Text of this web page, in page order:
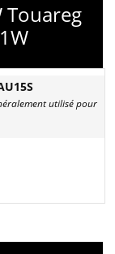
Touareg
utilisé pour